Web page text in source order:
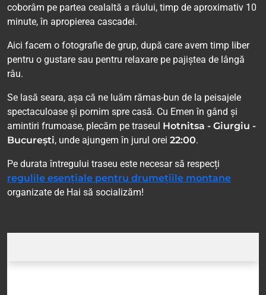
coborâm pe partea cealaltă a râului, timp de aproximativ 10
minute, în apropierea cascadei.
Aici facem o fotografie de grup, după care avem timp liber
pentru o gustare sau pentru relaxare pe pajiștea de lângă
râu.
Se lasă seara, așa că ne luăm rămas-bun de la peisajele
spectaculoase și pornim spre casă. Cu Emen în gând și
amintiri frumoase, plecăm pe traseul Hotnitsa - Giurgiu -
București, unde ajungem în jurul orei 22:00.
Pe durata întregului traseu este necesar să respecți
regulile esențiale pentru drumețiile montane
organizate de Hai să socializăm!